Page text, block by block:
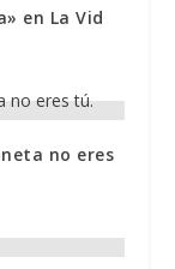
en La Vid
no eres